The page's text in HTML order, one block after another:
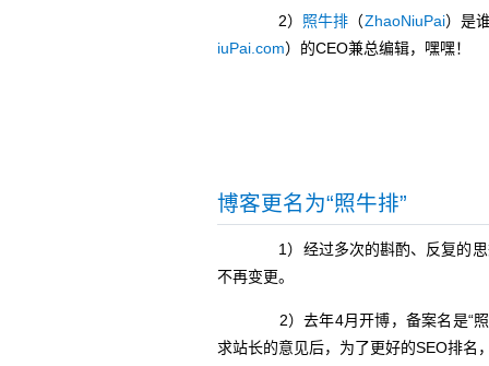
2） 照牛排 （ZhaoNiuPai）是
iuPai.com）的CEO兼总编辑，嘿嘿！
博客更名为“照牛排”
1）经过多次的斟酌、反复的思
不再变更。
2）去年4月开博，备案名是“照
求站长的意见后，为了更好的SEO排名